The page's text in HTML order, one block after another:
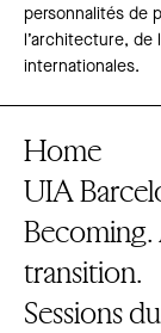
personnalités de
l’architecture, de
internationales.
Home
UIA
transition.
Sessions